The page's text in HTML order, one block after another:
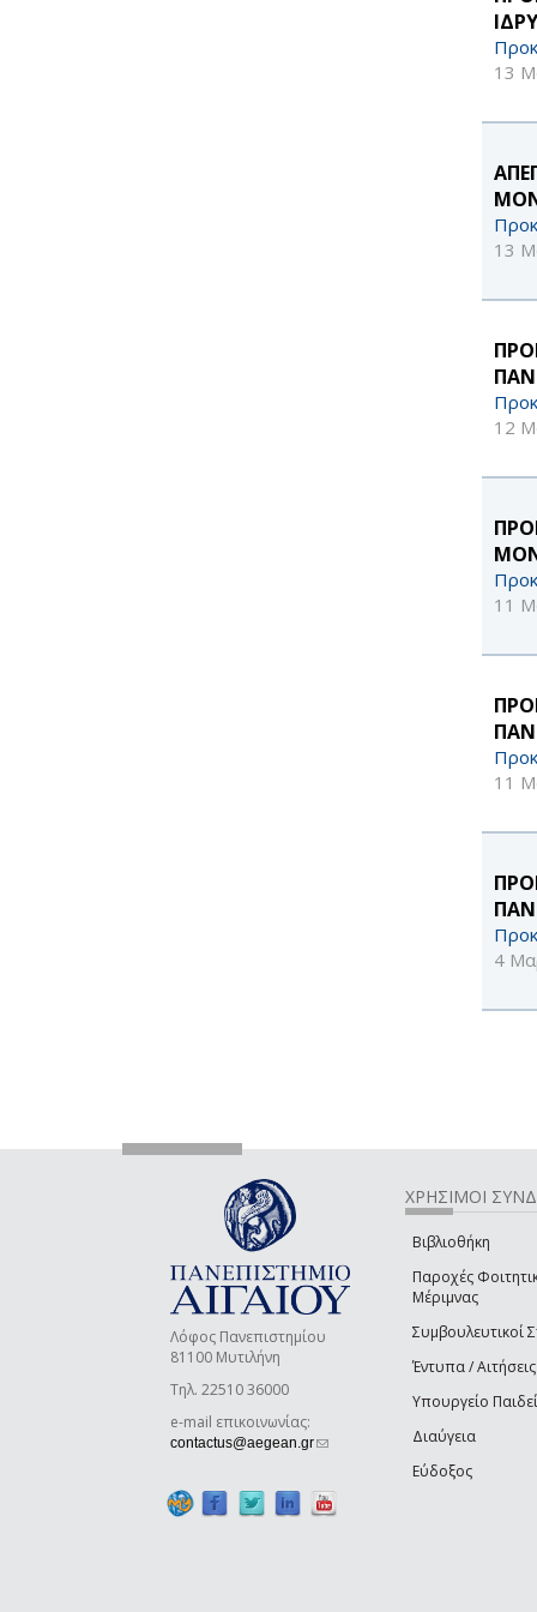
13
13
12
11
11
4
Λόφος Πανεπιστημίου
81100 Μυτιλήνη
Τηλ. 22510 36000
e-mail επικοινωνίας:
contactus@aegean.gr(link sends e-mail)
ΧΡΗΣΙΜΟΙ
Βιβλιοθήκη
Παροχές
Μέριμνας
Συμβουλευτικοί
Έντυπα / Αιτήσεις
Υπουργείο
Διαύγεια
Εύδοξος